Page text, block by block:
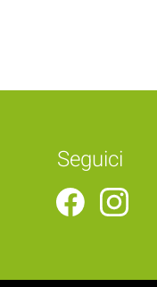
Seguici